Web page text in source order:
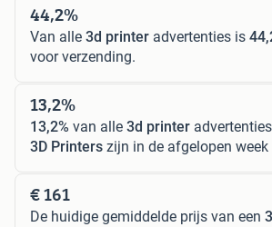
44,2%
Van alle 3d printer advertenties is
voor verzending.
13,2%
13,2% van alle 3d printer
3D Printers zijn in de afgelopen week
€ 161
De huidige gemiddelde prijs van een